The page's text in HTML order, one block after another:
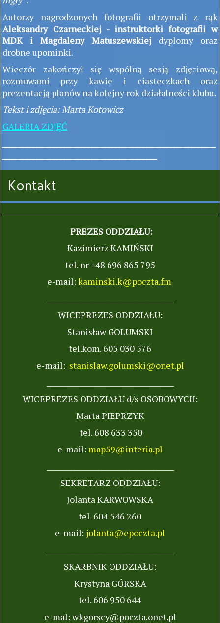
Autorzy nagrodzonych fotografii otrzymali z rąk
Aleksandry Czarneckiej - instruktorki fotografii w
MDK i Magdaleny Matuszewskiej dyplomy oraz
drobne upominki.
Wieczór zakończył się wspólną sesją zdjęciową,
rozmowami przy kawie i ciasteczkach oraz
prezentacją planów na kolejny rok działalności klubu.
Tekst i zdjęcia: Marta Kotowicz
GALERIA ZDJĘĆ
Kontakt
PREZES ODDZIAŁU:
Kazimierz KAMIŃSKI
tel. nr +48 696 865 795
e-mail: kaminski.k@poczta.fm
WICEPREZES ODDZIAŁU:
Stanisław GOLUMSKI
tel.kom. 605 030 576
e-mail: stanislaw.golumski@onet.pl
WICEPREZES ODDZIAŁU d/s OSOBOWYCH:
Marta PIEPRZYK
tel. 608 633 350
e-mail: map59@interia.pl
SEKRETARZ ODDZIAŁU:
Jolanta KARWOWSKA
tel. 604 546 260
e-mail: jolanta@epoczta.pl
SKARBNIK ODDZIAŁU:
Krystyna GÓRSKA
tel. 606 950 644
e-mal: wkgorscy@poczta.onet.pl